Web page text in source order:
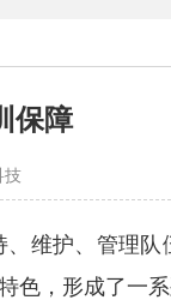
保障
技
维护、管理
色，形成了一